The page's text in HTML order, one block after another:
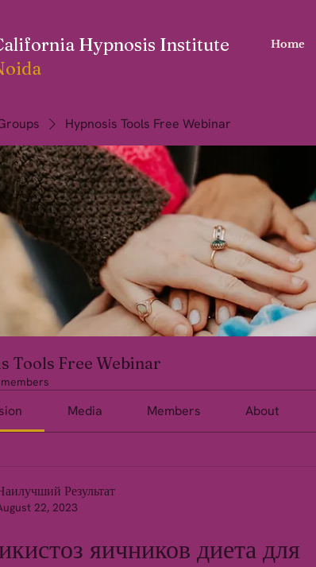
Hypnosis Institute
Home
Hypnosis Tools Free Webinar
Tools Free Webinar
Media Members About
Результат
22, 2023
яичников диета для